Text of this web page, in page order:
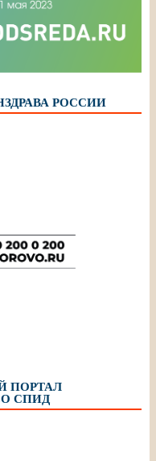
РОССИИ
ПОРТАЛ
СПИД